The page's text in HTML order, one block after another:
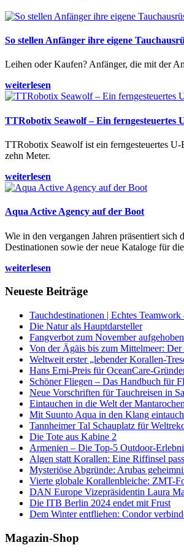
So stellen Anfänger ihre eigene
Leihen oder Kaufen? Anfänger, die mit der
weiterlesen
TTRobotix Seawolf – Ein ferngesteuertes
TTRobotix Seawolf ist ein ferngesteuertes
zehn Meter.
weiterlesen
Aqua Active Agency auf der Boot
Wie in den vergangen Jahren präsentiert
Destinationen sowie der neue Kataloge für
weiterlesen
Neueste Beiträge
Tauchdestinationen | Echtes
Die Natur als Hauptdarsteller
Fangverbot zum November
Von der Ägäis bis zum Mittelmeer:
Weltweit erster „lebender Korallen-
Hans Erni-Preis für OceanCare-
Schöner Fliegen – Das Handbuch für
Neue Vorschriften für Tauchreisen in
Eintauchen in die Welt der
Mit Suunto Aqua in den Klang
Tannheimer Tal Schauplatz für
Die Tote aus Kabine 2
Armenien – Die Top-5 Outdoor-
Algen statt Korallen: Eine Riffinsel
Mysteriöse Abgründe: Arubas
Vierte globale Korallenbleiche: ZMT-
DAN Europe Vizepräsidentin Laura
Die ITB Berlin 2024 endet mit Frust
Dem Winter entfliehen: Condor
Magazin-Shop